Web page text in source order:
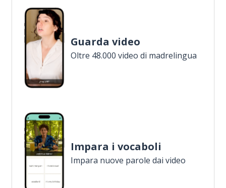
Guarda video
Oltre 48.000 video di madrelingua
Impara i vocaboli
Impara nuove parole dai video